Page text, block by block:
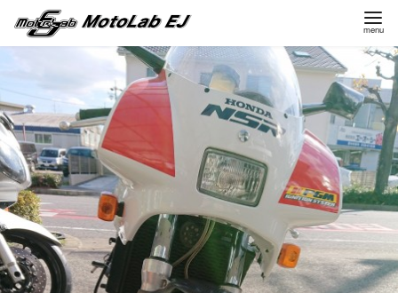
テ
ン
ツ
へ
移
動